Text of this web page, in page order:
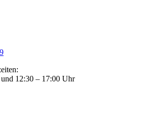
12:30 – 17:00 Uhr